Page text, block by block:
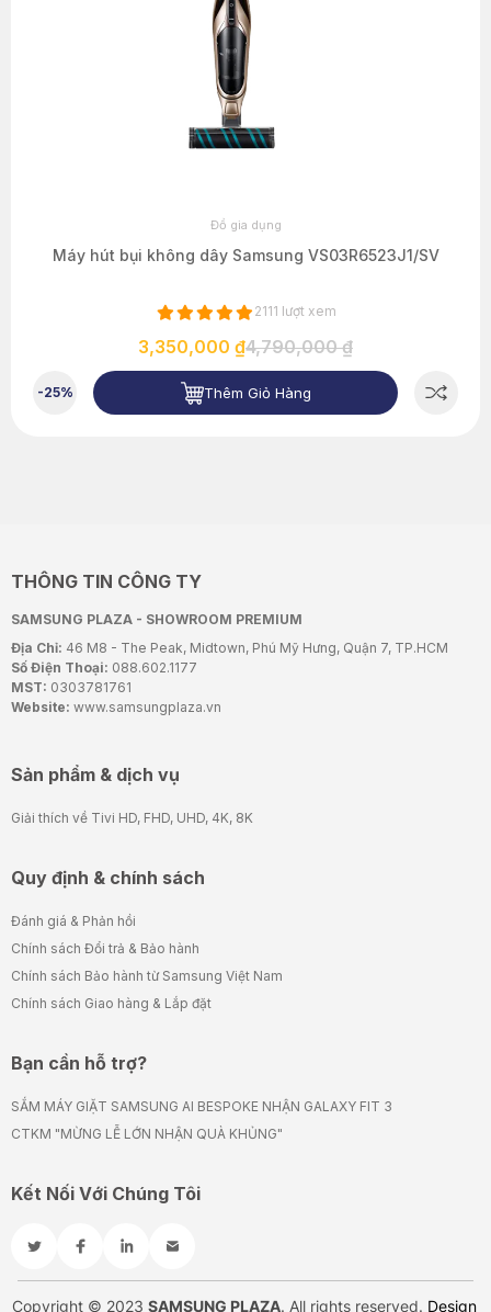
Đồ gia dụng
Máy hút bụi không dây Samsung VS03R6523J1/SV
2111 lượt xem
3,350,000 ₫4,790,000 ₫
-25% Thêm Giỏ Hàng
THÔNG TIN CÔNG TY
SAMSUNG PLAZA - SHOWROOM PREMIUM
Địa Chỉ: 46 M8 - The Peak, Midtown, Phú Mỹ Hưng, Quận 7, TP.HCM
Số Điện Thoại: 088.602.1177
MST: 0303781761
Website: www.samsungplaza.vn
Sản phẩm & dịch vụ
Giải thích về Tivi HD, FHD, UHD, 4K, 8K
Quy định & chính sách
Đánh giá & Phản hồi
Chính sách Đổi trả & Bảo hành
Chính sách Bảo hành từ Samsung Việt Nam
Chính sách Giao hàng & Lắp đặt
Bạn cần hỗ trợ?
SẮM MÁY GIẶT SAMSUNG AI BESPOKE NHẬN GALAXY FIT 3
CTKM "MỪNG LỄ LỚN NHẬN QUÀ KHỦNG"
Kết Nối Với Chúng Tôi
Copyright © 2023 SAMSUNG PLAZA. All rights reserved. Design